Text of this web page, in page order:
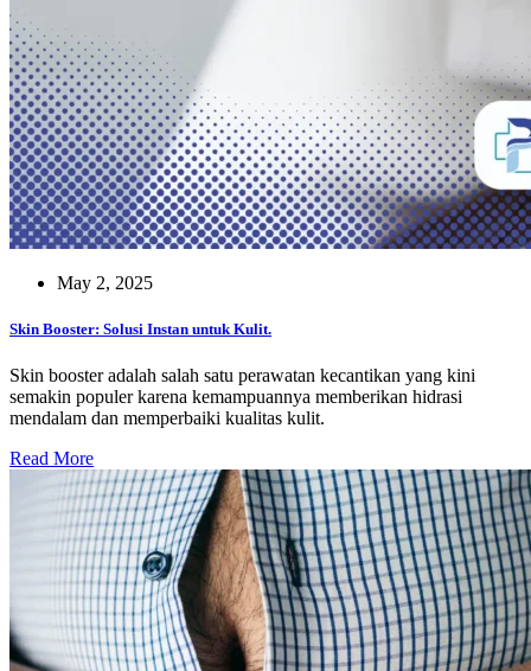
May 2, 2025
Skin Booster: Solusi Instan untuk Kulit.
Skin booster adalah salah satu perawatan kecantikan yang kini
semakin populer karena kemampuannya memberikan hidrasi
mendalam dan memperbaiki kualitas kulit.
Read More